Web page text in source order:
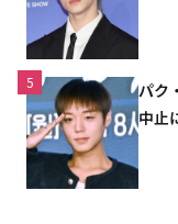
5
パク
中止